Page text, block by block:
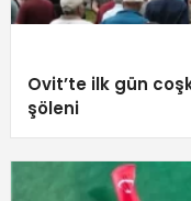
Ovit’te ilk gün
şöleni